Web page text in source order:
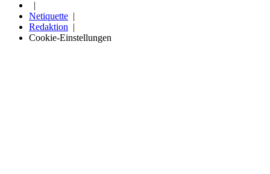
Netiquette
Redaktion
Cookie-Einstellungen